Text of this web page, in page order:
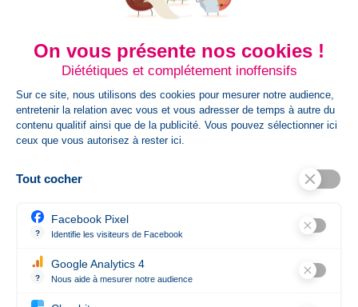
et fermeture éclair assortie. Poches latérales avec
Prix
10,84 €
NoirRouge
BlancNavy
Précédent123 Suivant
Retour en haut
On vous présente nos cookies !
Diététiques et complétement inoffensifs
Sur ce site, nous utilisons des cookies pour mesurer notre audience,
entretenir la relation avec vous et vous adresser de temps à autre du
contenu qualitif ainsi que de la publicité. Vous pouvez sélectionner ici
ceux que vous autorisez à rester ici.
Tout cocher
?
Facebook Pixel
Identifie les visiteurs de Facebook
?
Google Analytics 4
Nous aide à mesurer notre audience